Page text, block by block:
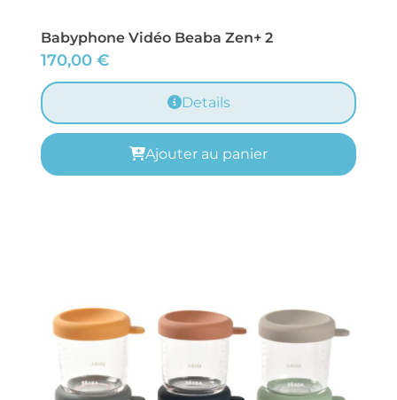
Babyphone Vidéo Beaba Zen+ 2
170,00 €
Details
Ajouter au panier